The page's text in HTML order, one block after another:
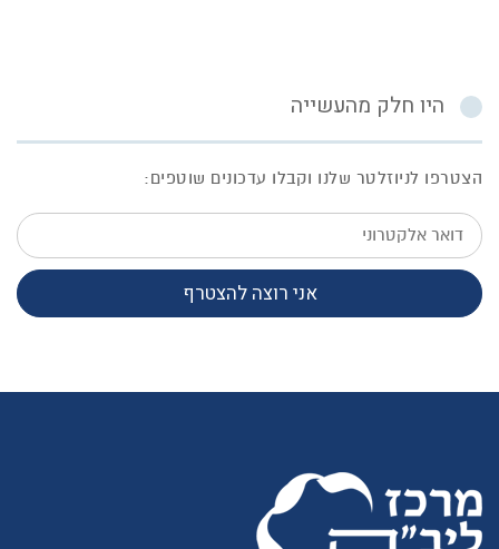
היו חלק מהעשייה
הצטרפו לניוזלטר שלנו וקבלו עדכונים שוטפים:
דואר
אלקטרוני
אני רוצה להצטרף